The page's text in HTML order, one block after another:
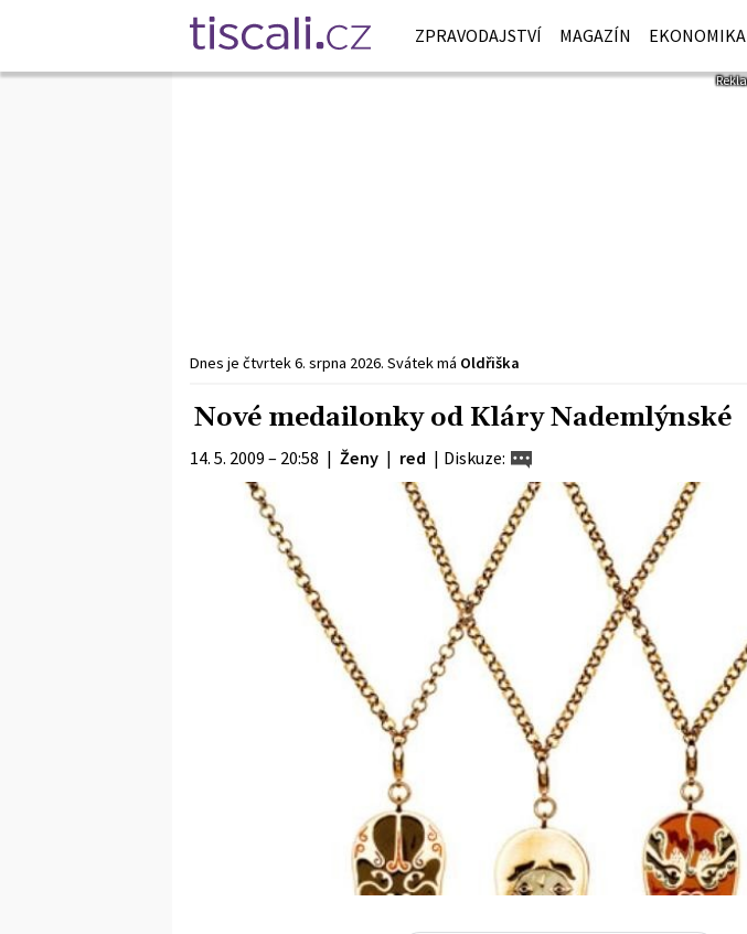
ZPRAVODAJSTVÍ MAGAZÍN EKONOMIKA
Dnes je čtvrtek6. srpna 2026. Svátek má Oldřiška
Nové medailonky od Kláry Nademlýnské
14. 5. 2009 – 20:58 | Ženy | red | Diskuze: